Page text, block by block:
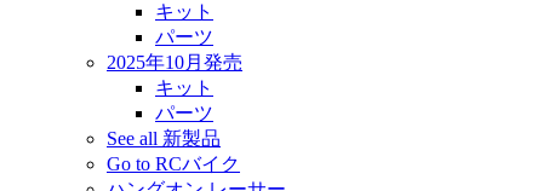
キット
パーツ
2025年10月発売
キット
パーツ
See all 新製品
Go to RCバイク